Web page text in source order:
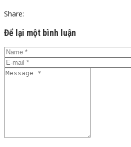
Share:
Để lại một bình luận